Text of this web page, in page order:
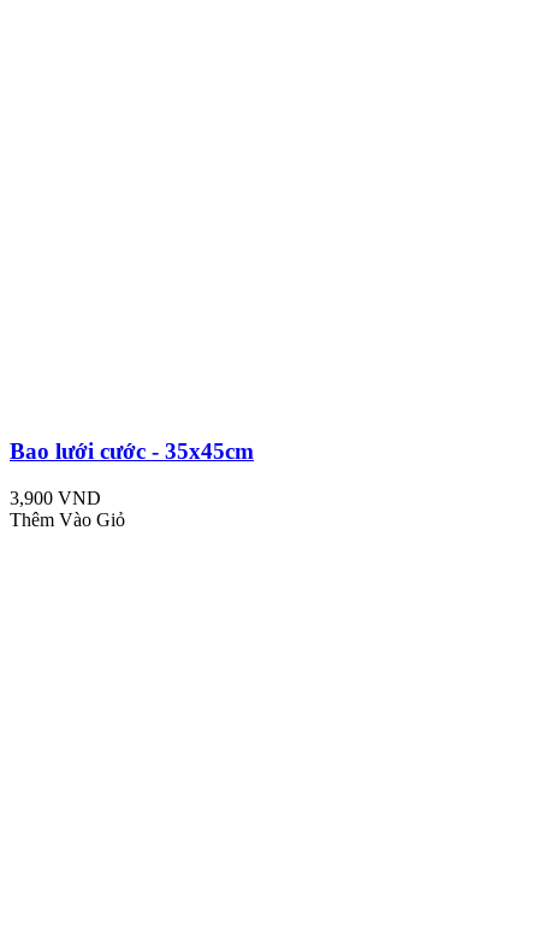
Bao lưới cước - 35x45cm
3,900 VND
Thêm Vào Giỏ